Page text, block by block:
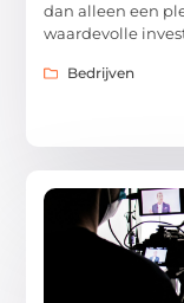
dan alleen een
waardevolle
Bedrijven